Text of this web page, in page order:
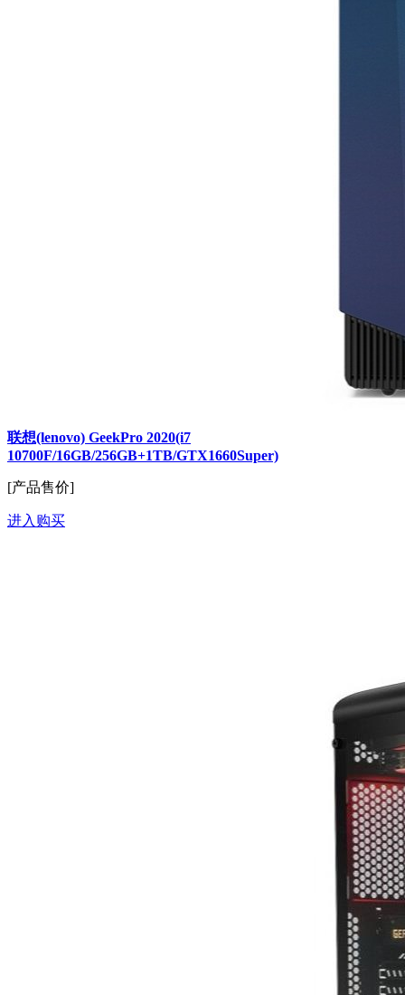
联想(lenovo) GeekPro 2020(i7
10700F/16GB/256GB+1TB/GTX1660Super)
[产品售价]
进入购买